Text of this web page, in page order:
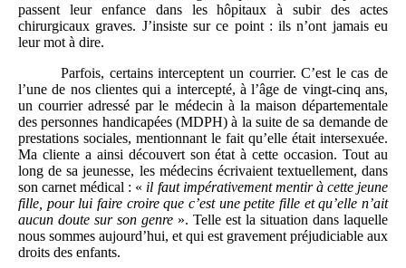
passent leur enfance dans les hôpitaux à subir des actes
chirurgicaux graves. J’insiste sur ce point : ils n’ont jamais eu
leur mot à dire.
Parfois, certains interceptent un courrier. C’est le cas de
l’une de nos clientes qui a intercepté, à l’âge de vingt-cinq ans,
un courrier adressé par le médecin à la maison départementale
des personnes handicapées (MDPH) à la suite de sa demande de
prestations sociales, mentionnant le fait qu’elle était intersexuée.
Ma cliente a ainsi découvert son état à cette occasion. Tout au
long de sa jeunesse, les médecins écrivaient textuellement, dans
son carnet médical : « il faut impérativement mentir à cette jeune
fille, pour lui faire croire que c’est une petite fille et qu’elle n’ait
aucun doute sur son genre ». Telle est la situation dans laquelle
nous sommes aujourd’hui, et qui est gravement préjudiciable aux
droits des enfants.